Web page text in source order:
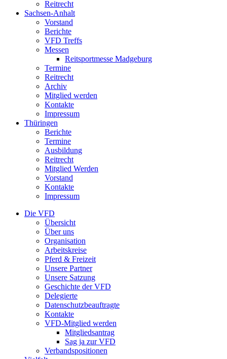
Reitrecht
Sachsen-Anhalt
Vorstand
Berichte
VFD Treffs
Messen
Reitsportmesse Madgeburg
Termine
Reitrecht
Archiv
Mitglied werden
Kontakte
Impressum
Thüringen
Berichte
Termine
Ausbildung
Reitrecht
Mitglied Werden
Vorstand
Kontakte
Impressum
Die VFD
Übersicht
Über uns
Organisation
Arbeitskreise
Pferd & Freizeit
Unsere Partner
Unsere Satzung
Geschichte der VFD
Delegierte
Datenschutzbeauftragte
Kontakte
VFD-Mitglied werden
Mitgliedsantrag
Sag ja zur VFD
Verbandspositionen